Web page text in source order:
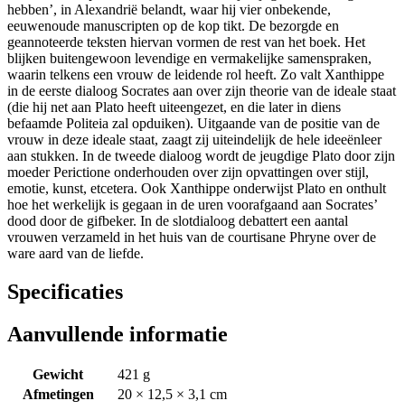
hebben’, in Alexandrië belandt, waar hij vier onbekende,
eeuwenoude manuscripten op de kop tikt. De bezorgde en
geannoteerde teksten hiervan vormen de rest van het boek. Het
blijken buitengewoon levendige en vermakelijke samenspraken,
waarin telkens een vrouw de leidende rol heeft. Zo valt Xanthippe
in de eerste dialoog Socrates aan over zijn theorie van de ideale staat
(die hij net aan Plato heeft uiteengezet, en die later in diens
befaamde Politeia zal opduiken). Uitgaande van de positie van de
vrouw in deze ideale staat, zaagt zij uiteindelijk de hele ideeënleer
aan stukken. In de tweede dialoog wordt de jeugdige Plato door zijn
moeder Perictione onderhouden over zijn opvattingen over stijl,
emotie, kunst, etcetera. Ook Xanthippe onderwijst Plato en onthult
hoe het werkelijk is gegaan in de uren voorafgaand aan Socrates’
dood door de gifbeker. In de slotdialoog debattert een aantal
vrouwen verzameld in het huis van de courtisane Phryne over de
ware aard van de liefde.
Specificaties
Aanvullende informatie
Gewicht
421 g
Afmetingen
20 × 12,5 × 3,1 cm